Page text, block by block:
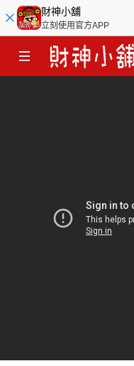
財神小舖
立刻使用官方APP